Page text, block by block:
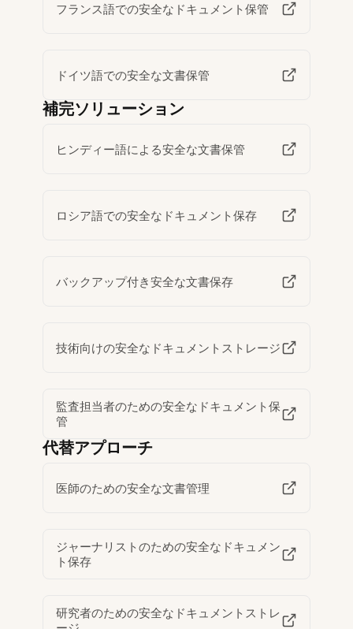
フランス語での安全なドキュメント保管
ドイツ語での安全な文書保管
補完ソリューション
ヒンディー語による安全な文書保管
ロシア語での安全なドキュメント保存
バックアップ付き安全な文書保存
技術向けの安全なドキュメントストレージ
監査担当者のための安全なドキュメント保
管
代替アプローチ
医師のための安全な文書管理
ジャーナリストのための安全なドキュメン
ト保存
研究者のための安全なドキュメントストレ